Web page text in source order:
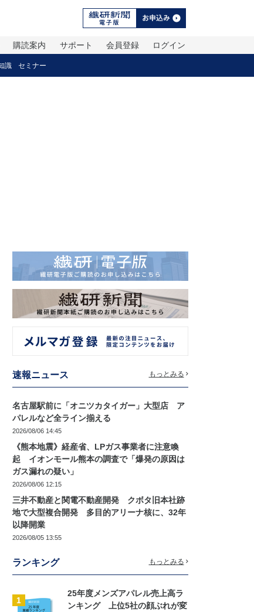
ログイン
会員登録
サポート
購読案内
識 セミナー
速報ニュース もっとみる
名古屋駅前に「オニツカタイガー」大型店 ア
パレルなど全ライン揃える
2026/08/06 14:45
《熊本地震》経産省、LPガス事業者に注意喚
起 イオンモール熊本の調査で「爆発の原因は
ガス漏れの疑い」
2026/08/06 12:15
三井不動産と関電不動産開発 クボタ旧本社跡
地で大型複合開発 多目的アリーナ核に、32年
以降開業
2026/08/05 13:55
ランキング もっとみる
1
25年度メンズアパレル売上高ラ
ンキング 上位5社の顔ぶれが変